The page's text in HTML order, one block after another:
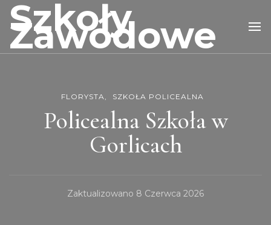
Szkoły
Zawodowe
FLORYSTA SZKOŁA POLICEALNA
Policealna Szkoła w
Gorlicach
Zaktualizowano 8 Czerwca 2026